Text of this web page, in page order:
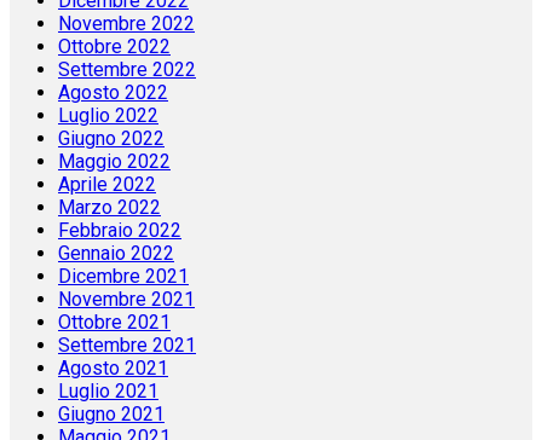
Novembre 2022
Ottobre 2022
Settembre 2022
Agosto 2022
Luglio 2022
Giugno 2022
Maggio 2022
Aprile 2022
Marzo 2022
Febbraio 2022
Gennaio 2022
Dicembre 2021
Novembre 2021
Ottobre 2021
Settembre 2021
Agosto 2021
Luglio 2021
Giugno 2021